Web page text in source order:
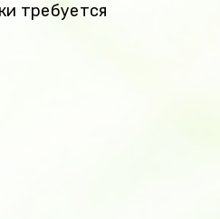
требуется